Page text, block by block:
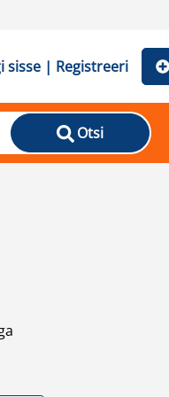
sisse | Registreeri
Otsi